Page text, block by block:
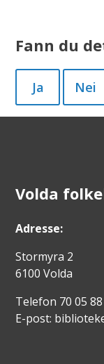
Fann du
Ja Nei
Volda
Adresse:
Stormyra 2
6100 Volda
Telefon 70 05
E-post: